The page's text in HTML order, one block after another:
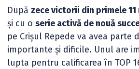
După zece victorii din primele
și cu o serie activă de nouă
pe Crișul Repede va avea parte
importante și dificile. Unul are
lupta pentru calificarea în TOP